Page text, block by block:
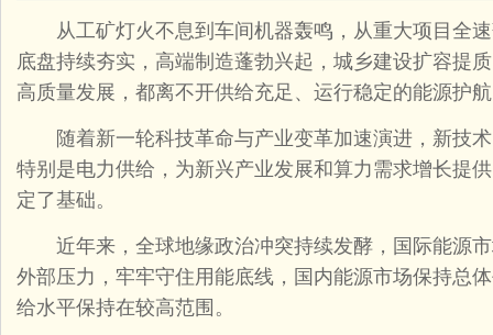
从工矿灯火不息到车间机器轰鸣，从重大项目全速
底盘持续夯实，高端制造蓬勃兴起，城乡建设扩容
高质量发展，都离不开供给充足、运行稳定的能源护
随着新一轮科技革命与产业变革加速演进，新技术
特别是电力供给，为新兴产业发展和算力需求增长提
定了基础。
近年来，全球地缘政治冲突持续发酵，国际能源市
外部压力，牢牢守住用能底线，国内能源市场保持总
给水平保持在较高范围。